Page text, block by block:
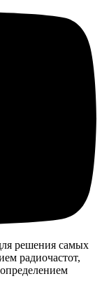
решения самых
радиочастот,